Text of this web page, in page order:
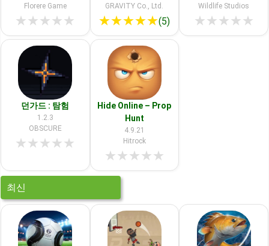
Florere Game
★★★★★
GRAVITY Co., Ltd.
★★★★★(5)
Wildlife Studios
★★★★★
던가드 : 탐험
1.2.3
OBSCURE
★★★★★
Hide Online – Prop
Hunt
4.9.21
Hitrock
★★★★★
최신